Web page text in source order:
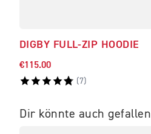
DIGBY FULL-ZIP HOODIE
€115.00
(7)
Dir könnte auch gefallen